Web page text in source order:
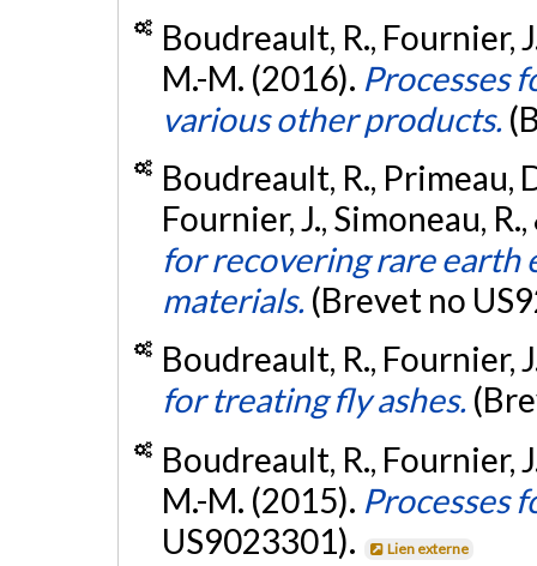
Boudreault, R., Fournier,
M.-M. (2016). Processes
various other products.
Boudreault, R., Primeau,
Fournier, J., Simoneau,
for recovering rare earth
materials. (Brevet no
Boudreault, R., Fournier,
for treating fly ashes.
Boudreault, R., Fournier,
M.-M. (2015). Processes
US9023301).
Lien externe